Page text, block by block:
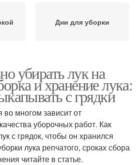
Дни для уборки
убирать лук на
и хранение лука:
с грядки
многом зависит от
уборочных работ. Как
с грядок, чтобы он хранился
лука репчатого, сроках сбора
читайте в статье.